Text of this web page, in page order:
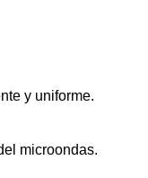
y uniforme.
microondas.